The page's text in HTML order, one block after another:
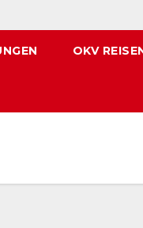
OKV